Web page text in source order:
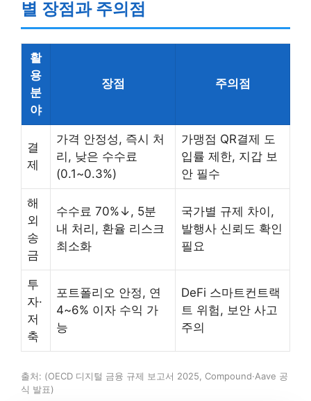
별 장점과 주의점
활
용
분
야
장점 주의점
결
제
가격 안정성, 즉시 처
리, 낮은 수수료
(0.1~0.3%)
가맹점 QR결제 도
입률 제한, 지갑 보
안 필수
해
외
송
금
수수료 70%↓, 5분
내 처리, 환율 리스크
최소화
국가별 규제 차이,
발행사 신뢰도 확인
필요
투
자·
저
축
포트폴리오 안정, 연
4~6% 이자 수익 가
능
DeFi 스마트컨트랙
트 위험, 보안 사고
주의
출처: (OECD 디지털 금융 규제 보고서 2025, Compound·Aave 공
식 발표)